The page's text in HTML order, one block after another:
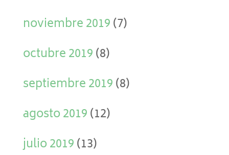
noviembre 2019(7)
octubre 2019(8)
septiembre 2019(8)
agosto 2019(12)
julio 2019(13)